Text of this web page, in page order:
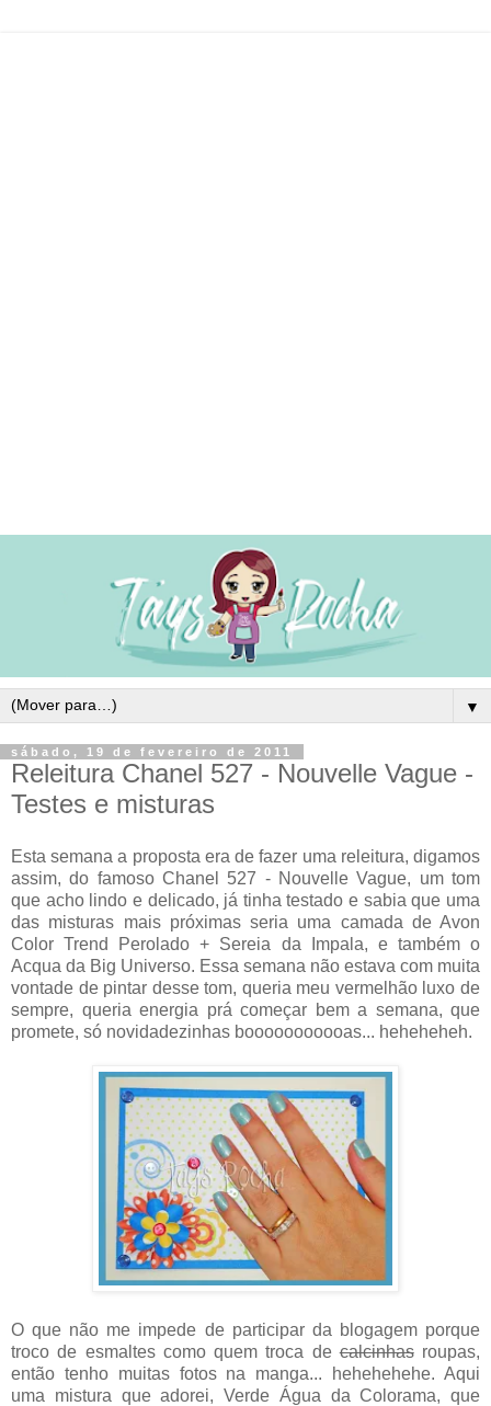
▼
sábado, 19 de fevereiro de 2011
Releitura Chanel 527 - Nouvelle Vague -
Testes e misturas
Esta semana a proposta era de fazer uma releitura, digamos
assim, do famoso Chanel 527 - Nouvelle Vague, um tom
que acho lindo e delicado, já tinha testado e sabia que uma
das misturas mais próximas seria uma camada de Avon
Color Trend Perolado + Sereia da Impala, e também o
Acqua da Big Universo. Essa semana não estava com muita
vontade de pintar desse tom, queria meu vermelhão luxo de
sempre, queria energia prá começar bem a semana, que
promete, só novidadezinhas booooooooooas... heheheheh.
O que não me impede de participar da blogagem porque
troco de esmaltes como quem troca decalcinhasroupas,
então tenho muitas fotos na manga... hehehehehe. Aqui
uma mistura que adorei, Verde Água da Colorama, que